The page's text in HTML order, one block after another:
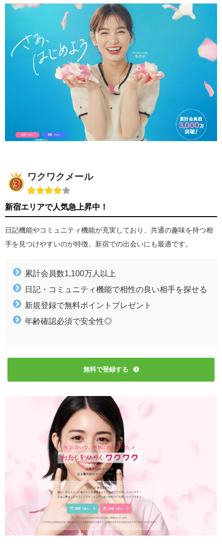
ワクワクメール
新宿エリアで人気急上昇中！
日記機能やコミュニティ機能が充実しており、共通の趣味を持つ相
手を見つけやすいのが特徴。新宿での出会いにも最適です。
累計会員数1,100万人以上
日記・コミュニティ機能で相性の良い相手を探せる
新規登録で無料ポイントプレゼント
年齢確認必須で安全性◎
無料で登録する